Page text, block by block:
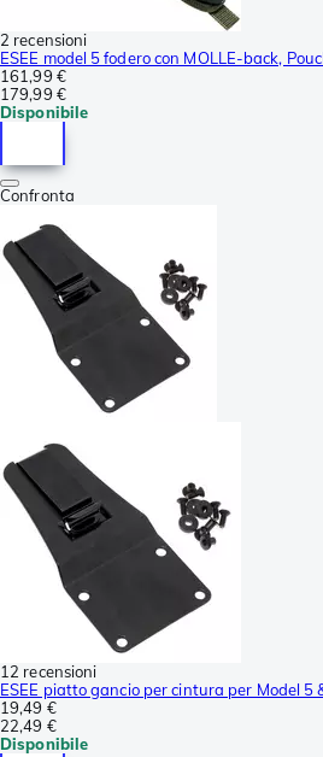
2 recensioni
ESEE model 5 fodero con MOLLE-back,
161,99 €
179,99 €
Disponibile
Confronta
12 recensioni
ESEE piatto gancio per cintura per Model 5
19,49 €
22,49 €
Disponibile